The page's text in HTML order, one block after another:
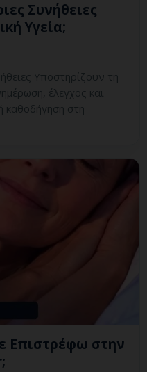
Συνήθειες
Υγεία;
Υποστηρίζουν τη
έλεγχος και
καθοδήγηση στη
Επιστρέφω στην